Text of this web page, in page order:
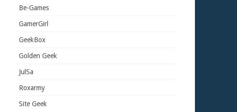
Be-Games
GamerGirl
GeekBox
Golden Geek
JulSa
Roxarmy
Site Geek